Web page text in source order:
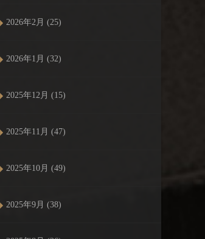
2026年2月 (25)
2026年1月 (32)
2025年12月 (15)
2025年11月 (47)
2025年10月 (49)
2025年9月 (38)